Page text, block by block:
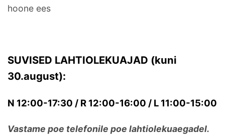
hoone ees
SUVISED LAHTIOLEKUAJAD (kuni
30.august):
N 12:00-17:30 / R 12:00-16:00 / L 11:00-15:00
Vastame poe telefonile poe lahtiolekuaegadel.